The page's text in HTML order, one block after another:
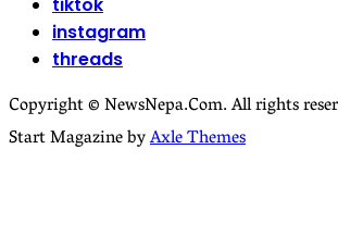
instagram
threads
Copyright © NewsNepa.Com. All rights
Start Magazine byAxle Themes